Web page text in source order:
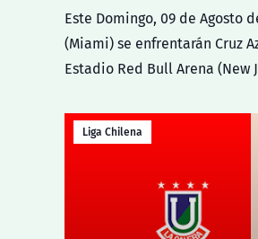
Este Domingo, 09 de Agosto
(Miami) se enfrentarán Cruz
Estadio Red Bull Arena (New
Liga Chilena